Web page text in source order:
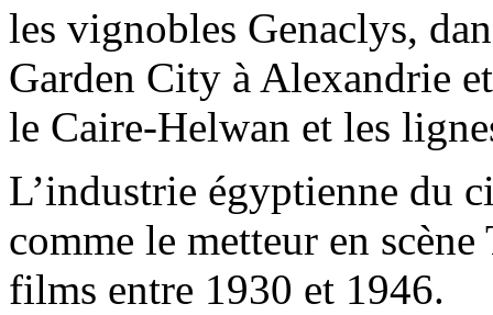
les vignobles Genaclys,
Garden City à Alexandrie
le Caire-Helwan et les
L’industrie égyptienne du
comme le metteur en
films entre 1930 et 1946.